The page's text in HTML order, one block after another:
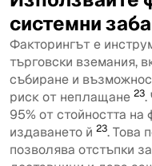
системни
Факторингът е
търговски вземания,
събиране и
риск от неплащане 23.
95% от стойността
издаването й 23. Това
позволява отстъпки